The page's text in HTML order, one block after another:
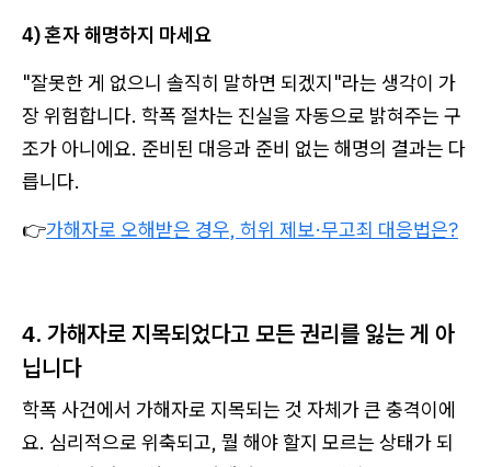
4) 혼자 해명하지 마세요
"잘못한 게 없으니 솔직히 말하면 되겠지"라는 생각이 가
장 위험합니다. 학폭 절차는 진실을 자동으로 밝혀주는 구
조가 아니에요. 준비된 대응과 준비 없는 해명의 결과는 다
릅니다.
👉가해자로 오해받은 경우, 허위 제보·무고죄 대응법은?
4. 가해자로 지목되었다고 모든 권리를 잃는 게 아
닙니다
학폭 사건에서 가해자로 지목되는 것 자체가 큰 충격이에
요. 심리적으로 위축되고, 뭘 해야 할지 모르는 상태가 되